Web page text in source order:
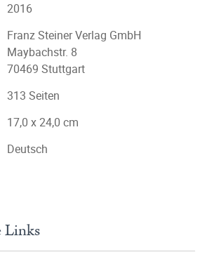
2016
Franz Steiner Verlag GmbH
Maybachstr. 8
70469 Stuttgart
313 Seiten
17,0 x 24,0 cm
Deutsch
Links